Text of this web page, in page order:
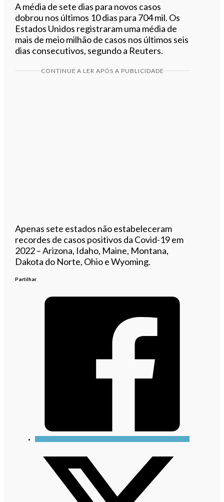
A média de sete dias para novos casos
dobrou nos últimos 10 dias para 704 mil. Os
Estados Unidos registraram uma média de
mais de meio milhão de casos nos últimos seis
dias consecutivos, segundo a Reuters.
CONTINUE A LER APÓS A PUBLICIDADE
Apenas sete estados não estabeleceram
recordes de casos positivos da Covid-19 em
2022 – Arizona, Idaho, Maine, Montana,
Dakota do Norte, Ohio e Wyoming.
Partilhar